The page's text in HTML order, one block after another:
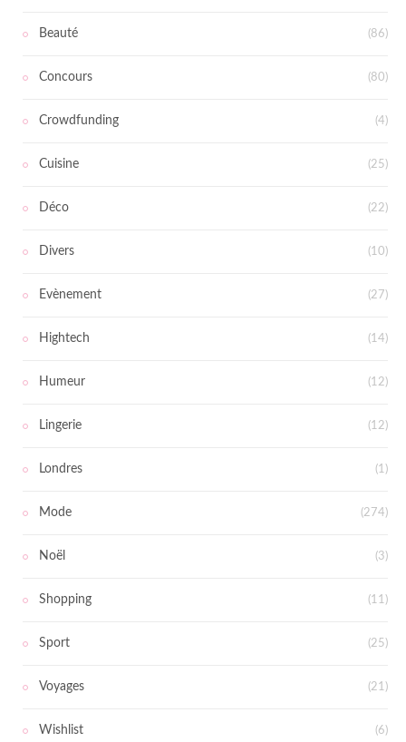
Beauté (86)
Concours (80)
Crowdfunding (4)
Cuisine (25)
Déco (22)
Divers (10)
Evènement (27)
Hightech (14)
Humeur (12)
Lingerie (12)
Londres (1)
Mode (274)
Noël (3)
Shopping (11)
Sport (25)
Voyages (21)
Wishlist (6)